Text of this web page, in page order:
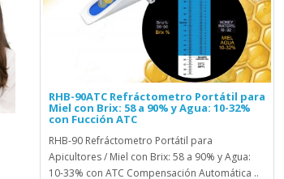
RHB-90ATC Refráctometro Portátil para
Miel con Brix: 58 a 90% y Agua: 10-32%
con Fucción ATC
RHB-90 Refráctometro Portátil para
Apicultores / Miel con Brix: 58 a 90% y Agua:
10-33% con ATC Compensación Automática ..